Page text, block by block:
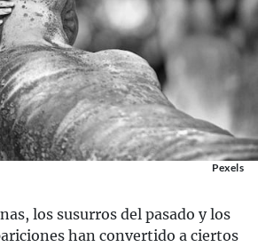
Pexels
los susurros del pasado y los
han convertido a ciertos